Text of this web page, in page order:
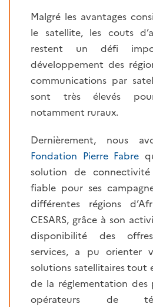
Malgré les avantages
le satellite, les couts
restent un défi
développement des
communications par
sont très élevés
notamment ruraux.
Dernièrement, nous
Fondation Pierre Fabre
solution de
fiable pour ses
différentes régions
CESARS, grâce à son
disponibilité des
services, a pu orienter
solutions satellitaires tout
de la réglementation des
opérateurs de